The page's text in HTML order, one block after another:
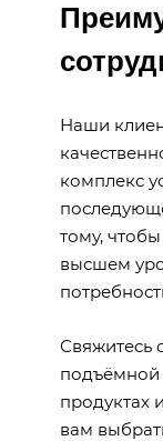
Наши
комплекс
тому,
высшем
Свяжитесь
продуктах
вам